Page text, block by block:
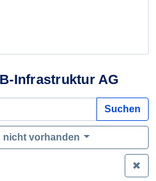
Infrastruktur AG
Suchen
nicht vorhanden